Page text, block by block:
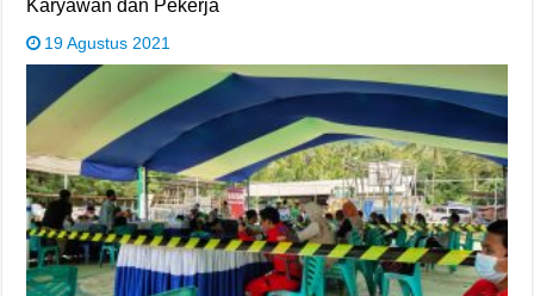
Karyawan dan Pekerja
19 Agustus 2021